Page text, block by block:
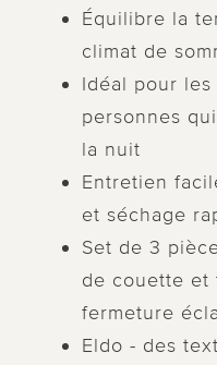
Équilibre la
climat de
Idéal pour
personnes
la nuit
Entretien
et séchage
Set de 3
de couette et
fermeture
Eldo - des